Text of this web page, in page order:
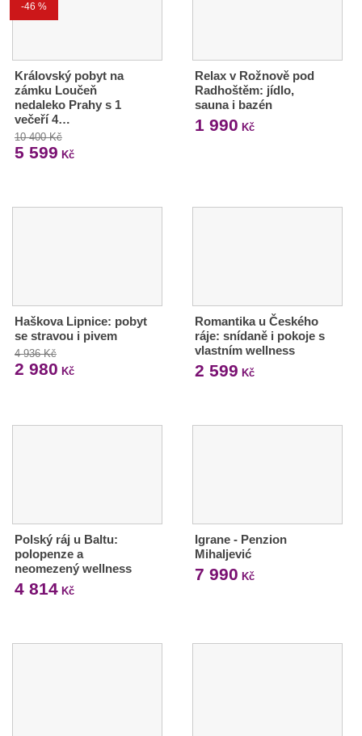
-46 %
Královský pobyt na
zámku Loučeň
nedaleko Prahy s 1
večeří 4…
10 400 Kč
5 599 Kč
Relax v Rožnově pod
Radhoštěm: jídlo,
sauna i bazén
1 990 Kč
Haškova Lipnice: pobyt
se stravou i pivem
4 936 Kč
2 980 Kč
Romantika u Českého
ráje: snídaně i pokoje s
vlastním wellness
2 599 Kč
Polský ráj u Baltu:
polopenze a
neomezený wellness
4 814 Kč
Igrane - Penzion
Mihaljević
7 990 Kč